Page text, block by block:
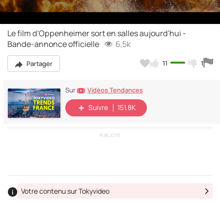
Video
Le film d'Oppenheimer sort en salles aujourd'hui -
Bande-annonce officielle
6,5k
Partager 11 1
Sur Vidéos Tendances
Suivre 151,8K
PUBLICITÉ
Votre contenu sur Tokyvideo